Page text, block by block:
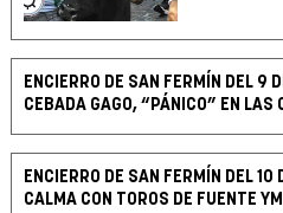
ENCIERRO DE SAN FERMÍN DEL 9
CEBADA GAGO, “PÁNICO” EN LAS
ENCIERRO DE SAN FERMÍN DEL
CALMA CON TOROS DE FUENTE